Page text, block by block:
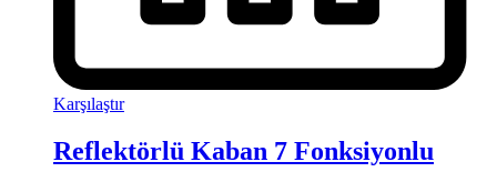
Karşılaştır
Reflektörlü Kaban 7 Fonksiyonlu